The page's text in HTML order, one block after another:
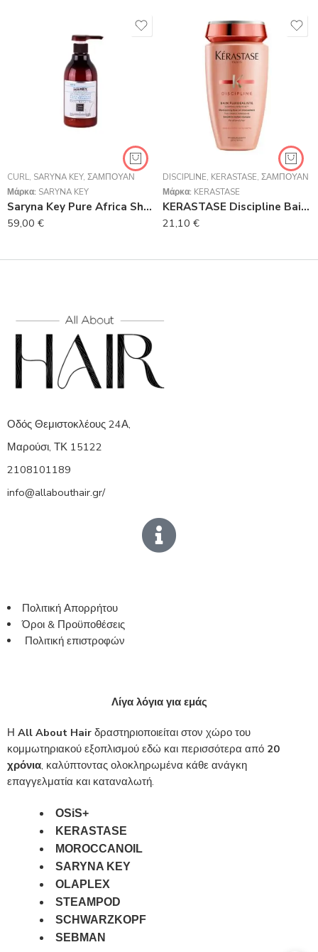
CURL, SARYNA KEY, ΣΑΜΠΟΥΆΝ
Μάρκα: SARYNA KEY
Saryna Key Pure Africa Shea Curl Control Shampoo 1000ml
59,00 €
DISCIPLINE, KERASTASE, ΣΑΜΠΟΥΆΝ
Μάρκα: KERASTASE
KERASTASE Discipline Bain FluIdealiste Sulfates Free Σαμπουάν Χωρίς Θειϊκά Άλατα Για Ατίθασα Μαλλιά 250ml
21,10 €
Οδός Θεμιστοκλέους 24Α,
Μαρούσι, ΤΚ 15122
2108101189
info@allabouthair.gr/
Πολιτική Απορρήτου
Όροι & Προϋποθέσεις
Πολιτική επιστροφών
Λίγα λόγια για εμάς
Η All About Hair δραστηριοποιείται στον χώρο του
κομμωτηριακού εξοπλισμού εδώ και περισσότερα από 20
χρόνια, καλύπτοντας ολοκληρωμένα κάθε ανάγκη
επαγγελματία και καταναλωτή.
OSiS+
KERASTASE
MOROCCANOIL
SARYNA KEY
OLAPLEX
STEAMPOD
SCHWARZKOPF
SEBMAN